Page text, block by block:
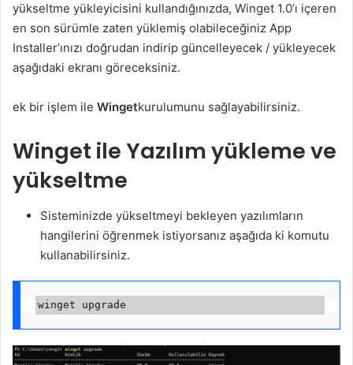
yükseltme yükleyicisini kullandığınızda, Winget 1.0’ı içeren
en son sürümle zaten yüklemiş olabileceğiniz App
Installer’ınızı doğrudan indirip güncelleyecek / yükleyecek
aşağıdaki ekranı göreceksiniz.
ek bir işlem ile Wingetkurulumunu sağlayabilirsiniz.
Winget ile Yazılım yükleme ve
yükseltme
Sisteminizde yükseltmeyi bekleyen yazılımların
hangilerini öğrenmek istiyorsanız aşağıda ki komutu
kullanabilirsiniz.